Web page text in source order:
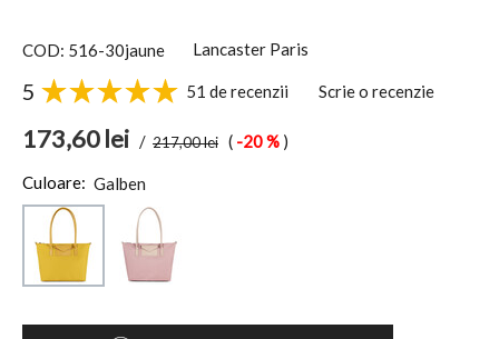
COD: 516-30jaune Lancaster Paris
5 51 de recenzii Scrie o recenzie
173,60lei / 217,00lei ( -20 % )
Culoare: Galben